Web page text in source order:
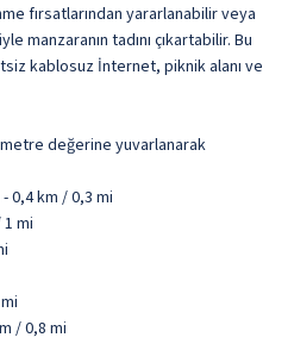
fırsatlarından yararlanabilir veya
manzaranın tadını çıkartabilir. Bu
kablosuz İnternet, piknik alanı ve
değerine yuvarlanarak
- 0,4 km / 0,3 mi
mi
/ 0,8 mi